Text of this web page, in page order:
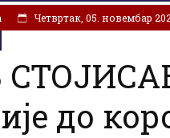
одата почаст страдалим
Четвртак, 05. новембар
до